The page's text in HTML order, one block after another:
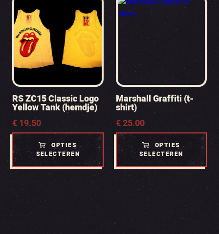
RS ZC15 Classic Logo
Yellow Tank (hemdje)
€19.50
OPTIES
SELECTEREN
Marshall Graffiti (t-
shirt)
€25.00
OPTIES
SELECTEREN